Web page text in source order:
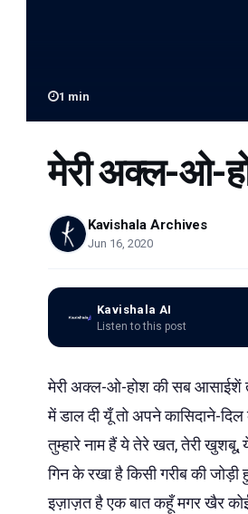
1 min
मेरी अक्ल-ओ-
Kavishala Archives
Jun 16, 2020
Kavishala AI
Listen to this post
मेरी अक्ल-ओ-होश की सब आसाईशें
में डाल दी यूँ तो अपने कासिदाने-
तुम्हारे नाम हैं ये तेरे खत, तेरी
गिन के रखा है किसी गरीब की
इज़ाज़त है एक बात कहूँ मगर खैर कोई